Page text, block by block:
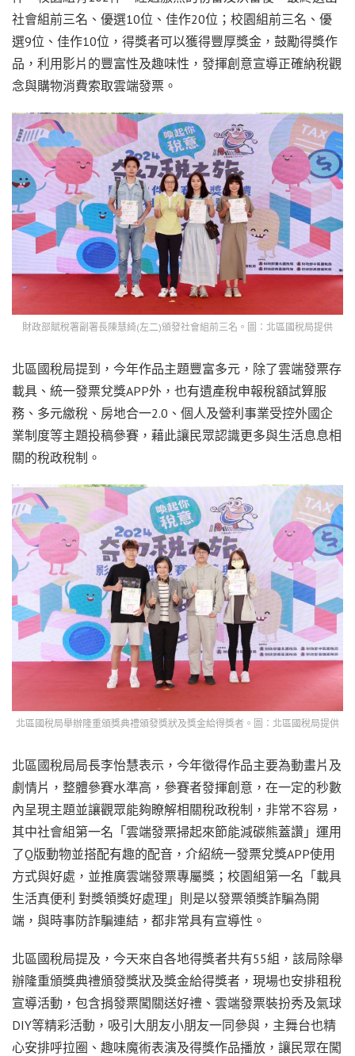
社會組前三名、優選10位、佳作20位；校園組前三名、優
選9位、佳作10位，得獎者可以獲得豐厚獎金，鼓勵得獎作
品，利用影片的豐富性及趣味性，發揮創意宣導正確納稅觀
念與購物消費索取雲端發票。
財政部賦稅署副署長陳慧綺(左二)頒發社會組前三名。圖：北區國稅局提供
北區國稅局提到，今年作品主題豐富多元，除了雲端發票存
載具、統一發票兌獎APP外，也有遺產稅申報稅額試算服
務、 多元繳稅、房地合一2.0、個人及營利事業受控外國企
業制度等主題投稿參賽，藉此讓民眾認識更多與生活息息相
關的稅政稅制。
北區國稅局舉辦隆重頒獎典禮頒發獎狀及獎金給得獎者。圖：北區國稅局提供
北區國稅局局長李怡慧表示，今年徵得作品主要為動畫片及
劇情片，整體參賽水準高，參賽者發揮創意，在一定的秒數
內呈現主題並讓觀眾能夠瞭解相關稅政稅制，非常不容易，
其中社會組第一名「雲端發票掃起來節能減碳熊蓋讚」運用
了Q版動物並搭配有趣的配音，介紹統一發票兌獎APP使用
方式與好處，並推廣雲端發票專屬獎；校園組第一名「載具
生活真便利 對獎領獎好處理」則是以發票領獎詐騙為開
端，與時事防詐騙連結，都非常具有宣導性。
北區國稅局提及，今天來自各地得獎者共有55組，該局除舉
辦隆重頒獎典禮頒發獎狀及獎金給得獎者，現場也安排租稅
宣導活動，包含捐發票闖關送好禮、雲端發票裝扮秀及氣球
DIY等精彩活動，吸引大朋友小朋友一同參與，主舞台也精
心安排呼拉圈、趣味魔術表演及得獎作品播放，讓民眾在闖